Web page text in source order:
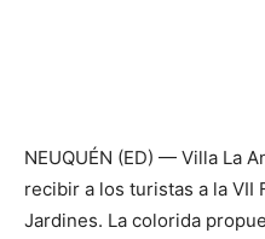
NEUQUÉN (ED) — Villa La
recibir a los turistas a la VII
Jardines. La colorida